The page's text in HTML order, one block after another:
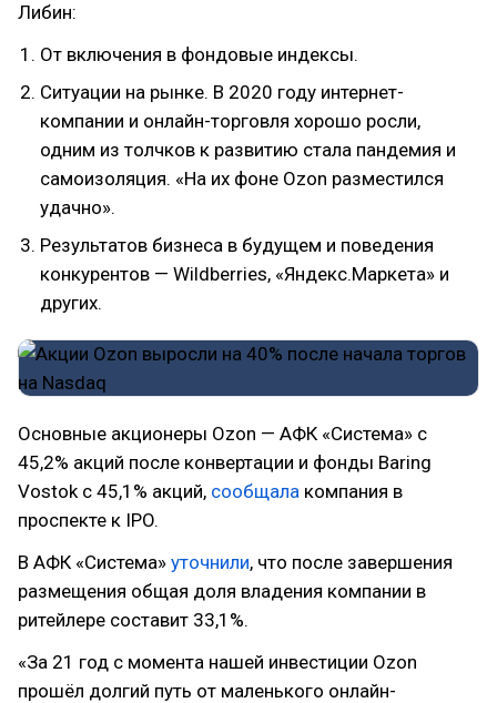
Либин:
От включения в фондовые индексы.
Ситуации на рынке. В 2020 году интернет-
компании и онлайн-торговля хорошо росли,
одним из толчков к развитию стала пандемия и
самоизоляция. «На их фоне Ozon разместился
удачно».
Результатов бизнеса в будущем и поведения
конкурентов — Wildberries, «Яндекс.Маркета» и
других.
Основные акционеры Ozon — АФК «Система» с
45,2% акций после конвертации и фонды Baring
Vostok с 45,1% акций, сообщала компания в
проспекте к IPO.
В АФК «Система» уточнили, что после завершения
размещения общая доля владения компании в
ритейлере составит 33,1%.
«За 21 год с момента нашей инвестиции Ozon
прошёл долгий путь от маленького онлайн-